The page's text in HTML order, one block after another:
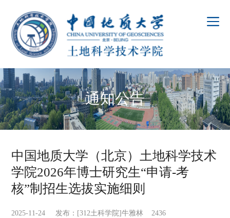
通知公告
中国地质大学（北京）土地科学技术
学院2026年博士研究生“申请-考
核”制招生选拔实施细则
2025-11-24 发布：[312土科学院]牛雅林 2436